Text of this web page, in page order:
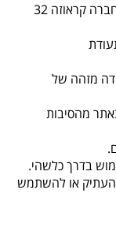
או בהגעה עצמית של הלקוח לכתובת מחסן החברה קראוזה 32
מזהה של
מהסיבות
בדרך כלשהי.
להעתיק או להשתמש